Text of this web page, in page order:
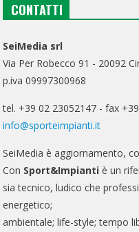
CONTATTI
SeiMedia srl
Via Per Robecco 91 - 20092
p.iva 09997300968
tel. +39 02 23052147 - fax
info@sporteimpianti.it
SeiMedia è aggiornamento,
Con Sport&Impianti è un
sia tecnico, ludico che
energetico;
ambientale; life-style; tempo